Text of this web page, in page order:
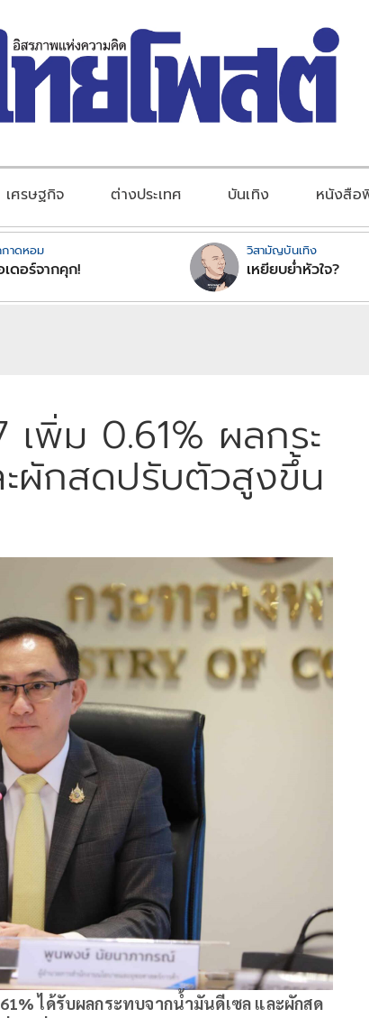
เศรษฐกิจ ต่างประเทศ บันเทิง หนังสือ
าดหอม
ดอร์จากคุก!
วิสามัญบันเทิง
เหยียบย่ำหัวใจ?
เพิ่ม 0.61% ผลกระ
ผักสดปรับตัวสูงขึ้น
ได้รับผลกระทบจากน้ำมันดีเซล และผักสด